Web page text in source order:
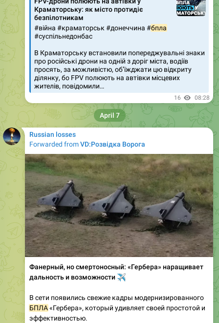
Краматорську: як місто протидіє
безпілотникам
#війна #краматорськ #донеччина #бпла
#суспільнедонбас
В Краматорську встановили попереджувальні знаки
про російські дрони на одній з доріг міста, водіїв
просять, за можливістю, об’їжджати цю відкриту
ділянку, бо FPV полюють на автівки місцевих
жителів, повідомили…
16 08:28
Russian losses
Forwarded fromVD:Розвідка Ворога
Фанерный, но смертоносный: «Гербера» наращивает
дальность и возможности
✈️
В сети появились свежие кадры модернизированного
БПЛА«Гербера», который удивляет своей простотой и
эффективностью.
April 7